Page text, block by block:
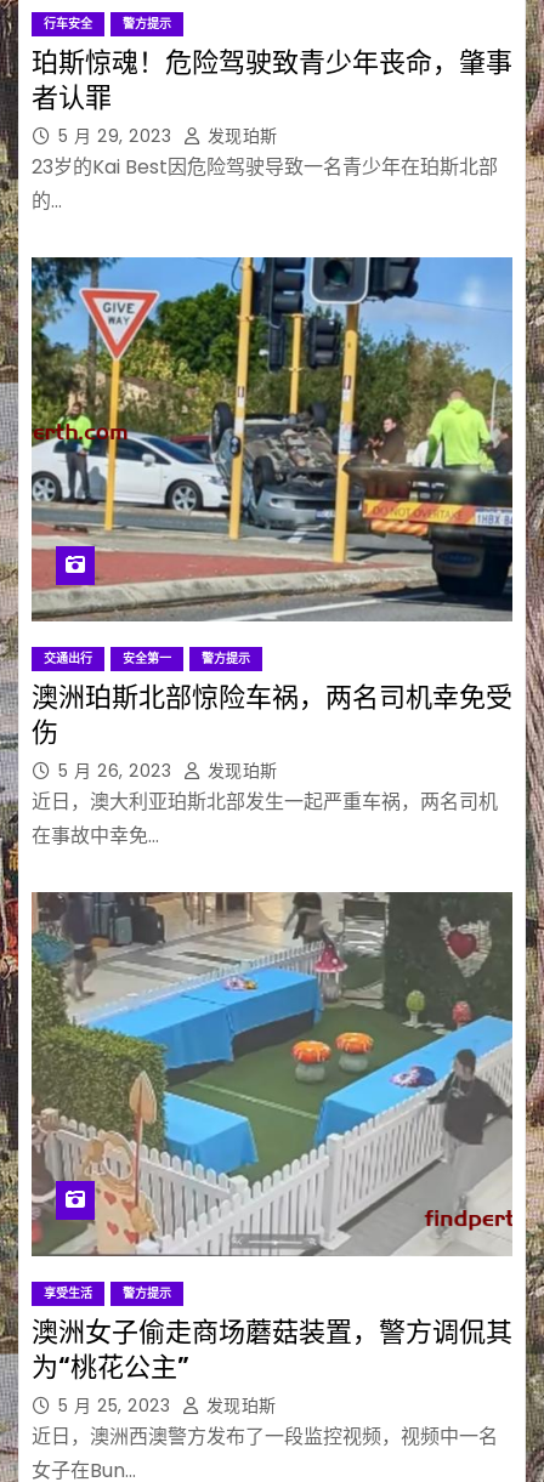
行车安全 警方提示
珀斯惊魂！危险驾驶致青少年丧命，肇事
者认罪
5 月 29, 2023 发现珀斯
23岁的Kai Best因危险驾驶导致一名青少年在珀斯北部
的…
交通出行 安全第一 警方提示
澳洲珀斯北部惊险车祸，两名司机幸免受
伤
5 月 26, 2023 发现珀斯
近日，澳大利亚珀斯北部发生一起严重车祸，两名司机
在事故中幸免…
享受生活 警方提示
澳洲女子偷走商场蘑菇装置，警方调侃其
为“桃花公主”
5 月 25, 2023 发现珀斯
近日，澳洲西澳警方发布了一段监控视频，视频中一名
女子在Bun…